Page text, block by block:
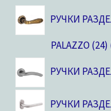
РУЧКИ
PALAZZO (24)
РУЧКИ
РУЧКИ